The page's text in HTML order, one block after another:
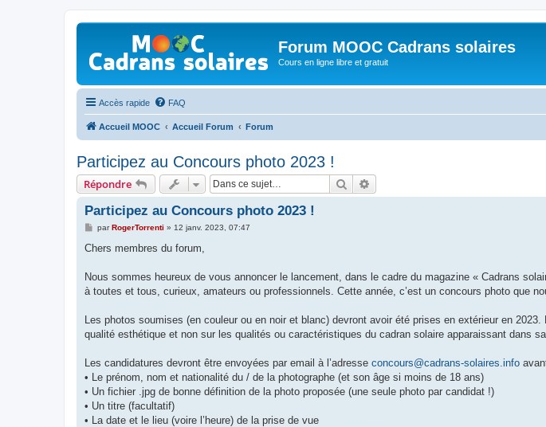
Forum MOOC Cadrans solaires
Cours en ligne libre et gratuit
Accès rapide FAQ
Accueil MOOC Accueil Forum Forum
Participez au Concours photo 2023 !
Répondre Rechercher
Participez au Concours photo 2023 !
M
s
g
parRogerTorrenti » 12 janv. 2023, 07:47
Chers membres du forum,
Nous sommes heureux de vous annoncer le lancement, dans le cadre du magazine « Cadrans
à toutes et tous, curieux, amateurs ou professionnels. Cette année, c’est un concours photo que
Les photos soumises (en couleur ou en noir et blanc) devront avoir été prises en extérieur en
qualité esthétique et non sur les qualités ou caractéristiques du cadran solaire apparaissant dans
Les candidatures devront être envoyées par email à l’adresse concours@cadrans-solaires.info
• Le prénom, nom et nationalité du / de la photographe (et son âge si moins de 18 ans)
• Un fichier .jpg de bonne définition de la photo proposée (une seule photo par candidat !)
• Un titre (facultatif)
• La date et le lieu (voire l’heure) de la prise de vue